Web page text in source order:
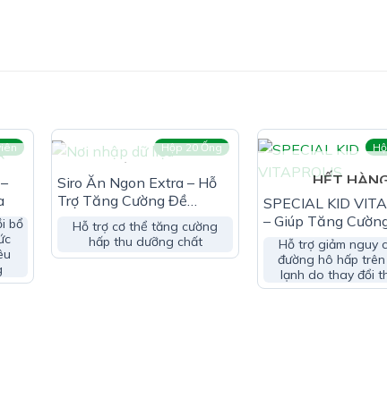
Thái Minh:
thể
Minh:
bổ
Hộp 20 Ống
Siro Ăn Ngon Extra – Hỗ
Trợ Tăng Cường Đề
Kháng
Hỗ trợ cơ thể tăng cường
hấp thu dưỡng chất
HẾT
SPECIAL KID
– Giúp Tăng
Đề Kháng Cho Cơ
Hỗ trợ giảm nguy
đường hô hấp trên
lạnh do thay đổi